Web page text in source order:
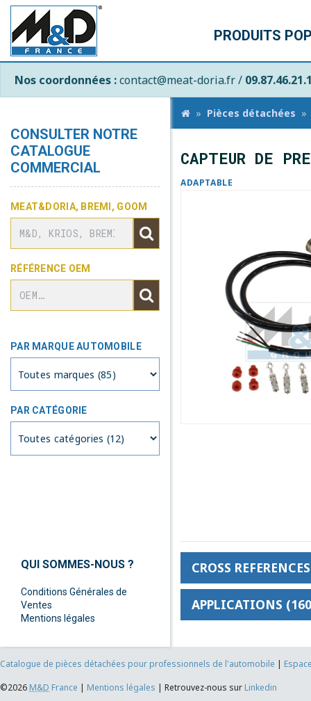
PRODUITS
Nos coordonnées :contact@meat-doria.fr /
CONSULTER NOTRE
CATALOGUE
COMMERCIAL
MEAT&DORIA, BREMI, GOOM
RÉFÉRENCE OEM
PAR MARQUE AUTOMOBILE
PAR CATÉGORIE
QUI SOMMES-NOUS ?
Conditions Générales de
Ventes
Mentions légales
Pièces détachées
CAPTEUR DE
ADAPTABLE
CROSS
APPLICATIONS
Catalogue de pièces détachées pour professionnels de l'automobile |
©2026 M&D France | Mentions légales | Retrouvez-nous sur Linkedin